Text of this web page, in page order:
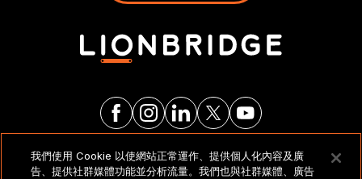
法律聲明與政策
我們使用 Cookie 以使網站正常運作、提供個人化內容及廣
告、提供社群媒體功能並分析流量。我們也與社群媒體、廣告